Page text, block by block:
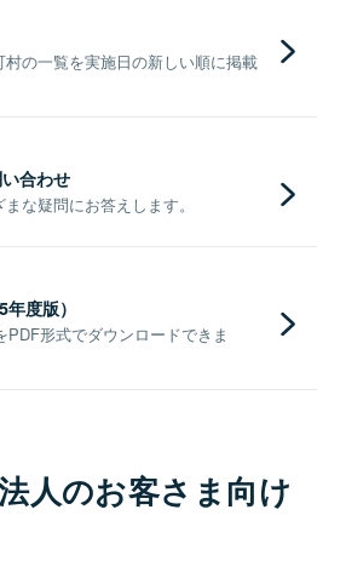
の一覧を実施日の新しい順に掲載
合わせ
な疑問にお答えします。
度版）
形式でダウンロードできま
人のお客さま向け